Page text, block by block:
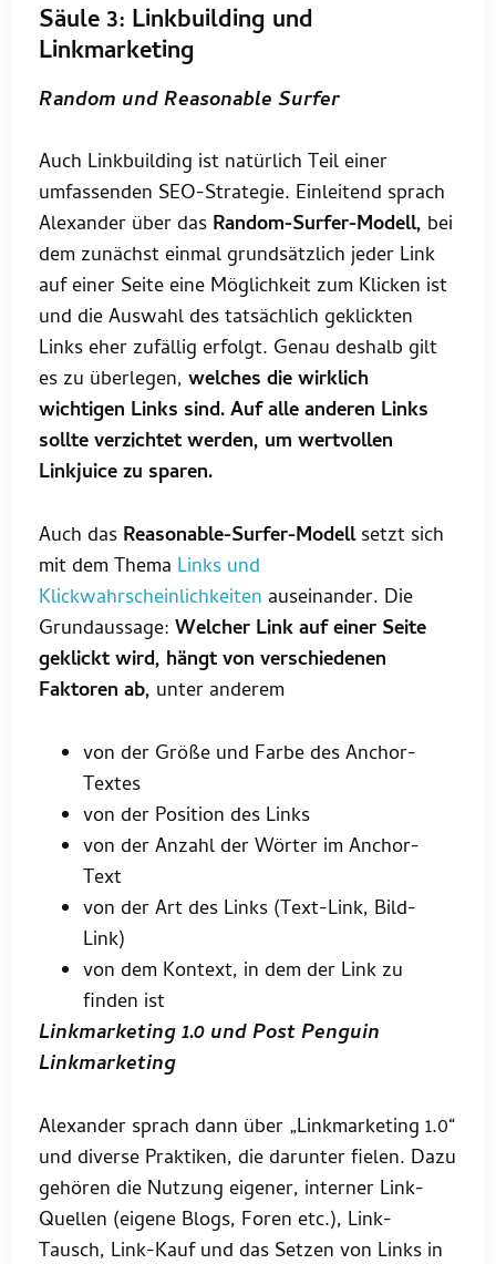
Säule 3: Linkbuilding und
Linkmarketing
Random und Reasonable Surfer
Auch Linkbuilding ist natürlich Teil einer
umfassenden SEO-Strategie. Einleitend sprach
Alexander über das Random-Surfer-Modell, bei
dem zunächst einmal grundsätzlich jeder Link
auf einer Seite eine Möglichkeit zum Klicken ist
und die Auswahl des tatsächlich geklickten
Links eher zufällig erfolgt. Genau deshalb gilt
es zu überlegen, welches die wirklich
wichtigen Links sind. Auf alle anderen Links
sollte verzichtet werden, um wertvollen
Linkjuice zu sparen.
Auch das Reasonable-Surfer-Modellsetzt sich
mit dem Thema Links und
Klickwahrscheinlichkeiten auseinander. Die
Grundaussage: Welcher Link auf einer Seite
geklickt wird, hängt von verschiedenen
Faktoren ab, unter anderem
von der Größe und Farbe des Anchor-
Textes
von der Position des Links
von der Anzahl der Wörter im Anchor-
Text
von der Art des Links (Text-Link, Bild-
Link)
von dem Kontext, in dem der Link zu
finden ist
Linkmarketing 1.0 und Post Penguin
Linkmarketing
Alexander sprach dann über „Linkmarketing 1.0“
und diverse Praktiken, die darunter fielen. Dazu
gehören die Nutzung eigener, interner Link-
Quellen (eigene Blogs, Foren etc.), Link-
Tausch, Link-Kauf und das Setzen von Links in